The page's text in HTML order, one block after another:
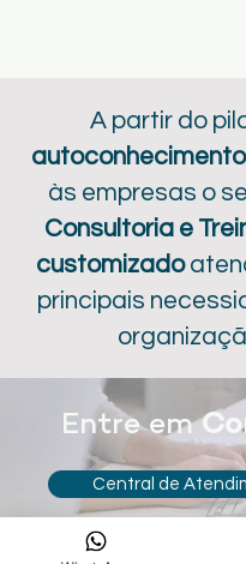
A partir do
autoconhecimento
às empresas o
Consultoria e
customizado
principais
Entre em
Central de
Fale agora no